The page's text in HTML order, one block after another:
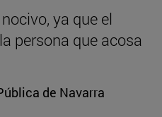
ya que el
persona que acosa
de Navarra